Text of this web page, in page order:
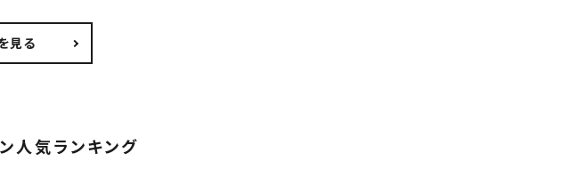
見る
人気ランキング